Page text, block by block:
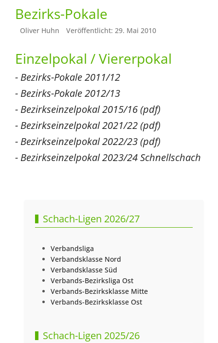
Bezirks-Pokale
Oliver Huhn Veröffentlicht: 29. Mai 2010
Einzelpokal / Viererpokal
- Bezirks-Pokale 2011/12
- Bezirks-Pokale 2012/13
- Bezirkseinzelpokal 2015/16 (pdf)
- Bezirkseinzelpokal 2021/22 (pdf)
- Bezirkseinzelpokal 2022/23 (pdf)
- Bezirkseinzelpokal 2023/24 Schnellschach
Schach-Ligen 2026/27
Verbandsliga
Verbandsklasse Nord
Verbandsklasse Süd
Verbands-Bezirksliga Ost
Verbands-Bezirksklasse Mitte
Verbands-Bezirksklasse Ost
Schach-Ligen 2025/26